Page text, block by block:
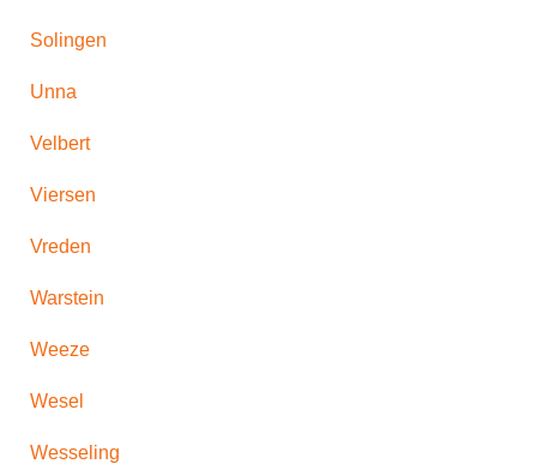
Solingen
Unna
Velbert
Viersen
Vreden
Warstein
Weeze
Wesel
Wesseling